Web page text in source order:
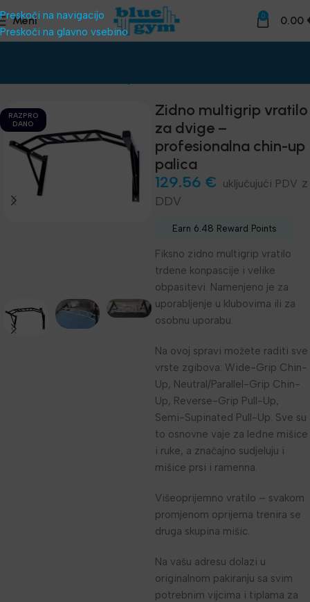
Preskoči na navigacijo
Preskoči na glavno vsebino
Meni 0 0.00
RAZPRO
DANO
Zidno multigrip vratilo
za dvige –
profesionalna chin-up
palica
129.56 €
z
DDV
Earn 6.48 Reward Points
Fiksno zidno multigrip vratilo
trdene konpascije i velike
obpasitevi. Namenjeno je za
uporabljenje u klubovima ili za
osobnu uporabu.
Na ovoj spravi možete raditi sve
vrste zgibova: Wide-Grip Chin-
Up, Neutral/Parallel-Grip Chin-
Up, Reverse-Grip Pull-Up,
Semi-Supinated Pull-Up. Sve su
to osnovne vaje za leđne mišice
i ruke, a značajno sudjeluju i
mišice prsi i ramenna.
Višeoprijemno vratilo – svakom
promjenom oprijema trenira se
druga skupina mišic.
Na vašu adresu dolazi u
originalnom pakiranju sa svim
potrebnim vijcima i tiplama za